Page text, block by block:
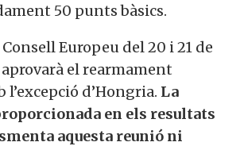
50 punts bàsics.
Europeu del 20 i 21 de
el rearmament
l’excepció d’Hongria. La
en els resultats
aquesta reunió ni